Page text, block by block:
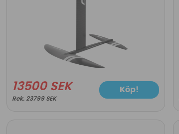
13500 SEK
23799 SEK
Köp!